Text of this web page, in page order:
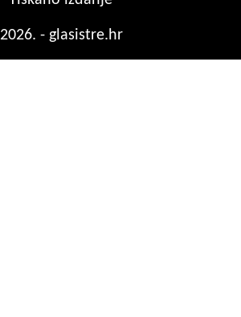
2026. - glasistre.hr